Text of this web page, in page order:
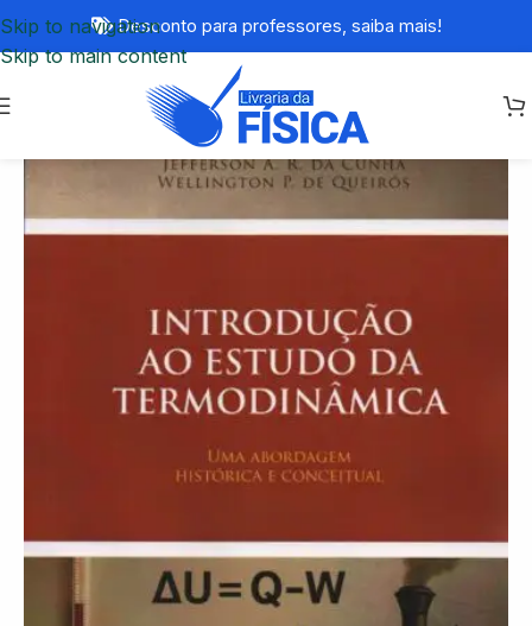
Skip to navigation
Skip to main content
Desconto para professores, saiba mais!